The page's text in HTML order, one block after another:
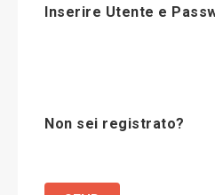
Inserire Utente e
Non sei registrato?